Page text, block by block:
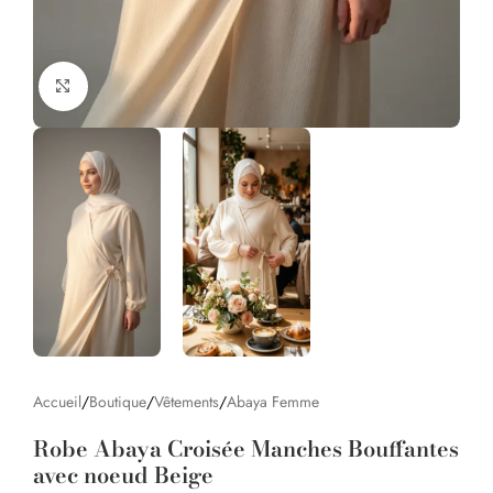
Click to enlarge
Accueil/Boutique/Vêtements/Abaya Femme
Robe Abaya Croisée Manches Bouffantes
avec noeud Beige